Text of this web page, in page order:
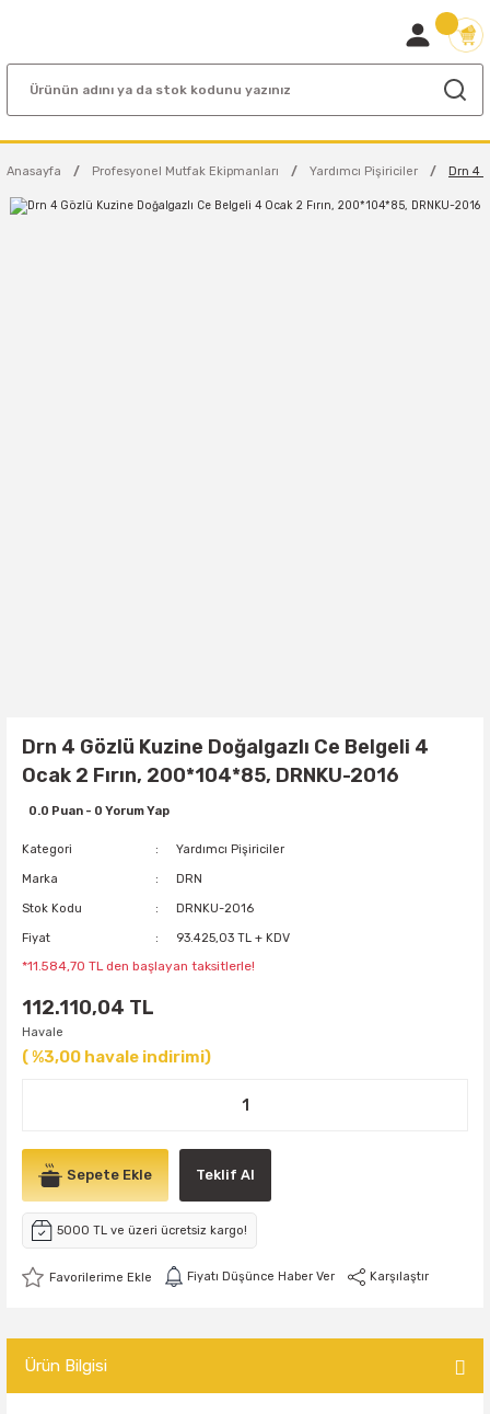
Anasayfa Profesyonel Mutfak Ekipmanları Yardımcı Pişiriciler Drn 4
Drn 4 Gözlü Kuzine Doğalgazlı Ce Belgeli 4
Ocak 2 Fırın, 200*104*85, DRNKU-2016
0.0 Puan - 0 Yorum Yap
Kategori Yardımcı Pişiriciler
Marka DRN
Stok Kodu DRNKU-2016
Fiyat 93.425,03 TL + KDV
*11.584,70 TL den başlayan taksitlerle!
112.110,04 TL
Havale
( %3,00 havale indirimi)
Sepete Ekle Teklif Al
5000 TL ve üzeri ücretsiz kargo!
Fiyatı Düşünce Haber Ver Karşılaştır
Ürün Bilgisi